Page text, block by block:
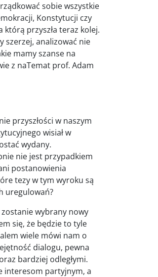
sobie wszystkie
Konstytucji czy
którą przyszła teraz kolej.
szerzej, analizować nie
mamy szanse na
z naTemat prof. Adam
przyszłości w naszym
wisiał w
wydany.
nie jest przypadkiem
postanowienia
tezy w tym wyroku są
uregulowań?
wybrany nowy
się, że będzie to tyle
wiele mówi nam o
dialogu, pewna
bardziej odległymi.
interesom partyjnym, a